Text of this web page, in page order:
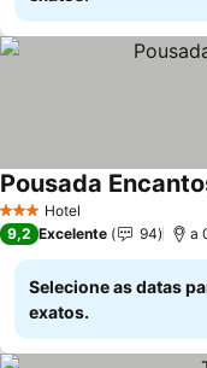
3 EstrelasHotel
Pousada
9,2 Excelente 94 a
Selecione as datas
exatos.